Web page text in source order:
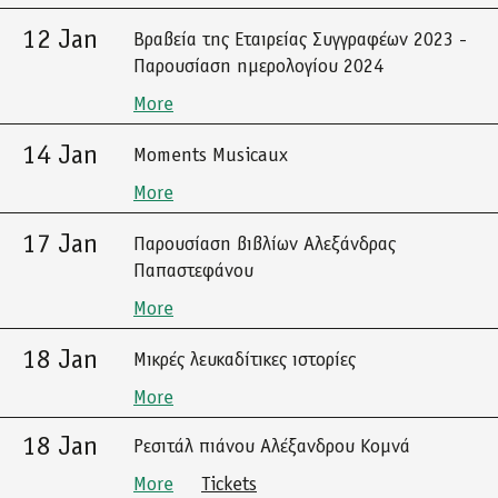
12 Jan
Βραβεία της Εταιρείας Συγγραφέων 2023 -
Παρουσίαση ημερολογίου 2024
More
14 Jan
Moments Musicaux
More
17 Jan
Παρουσίαση βιβλίων Αλεξάνδρας
Παπαστεφάνου
More
18 Jan
Μικρές λευκαδίτικες ιστορίες
More
18 Jan
Ρεσιτάλ πιάνου Αλέξανδρου Κομνά
More
Tickets